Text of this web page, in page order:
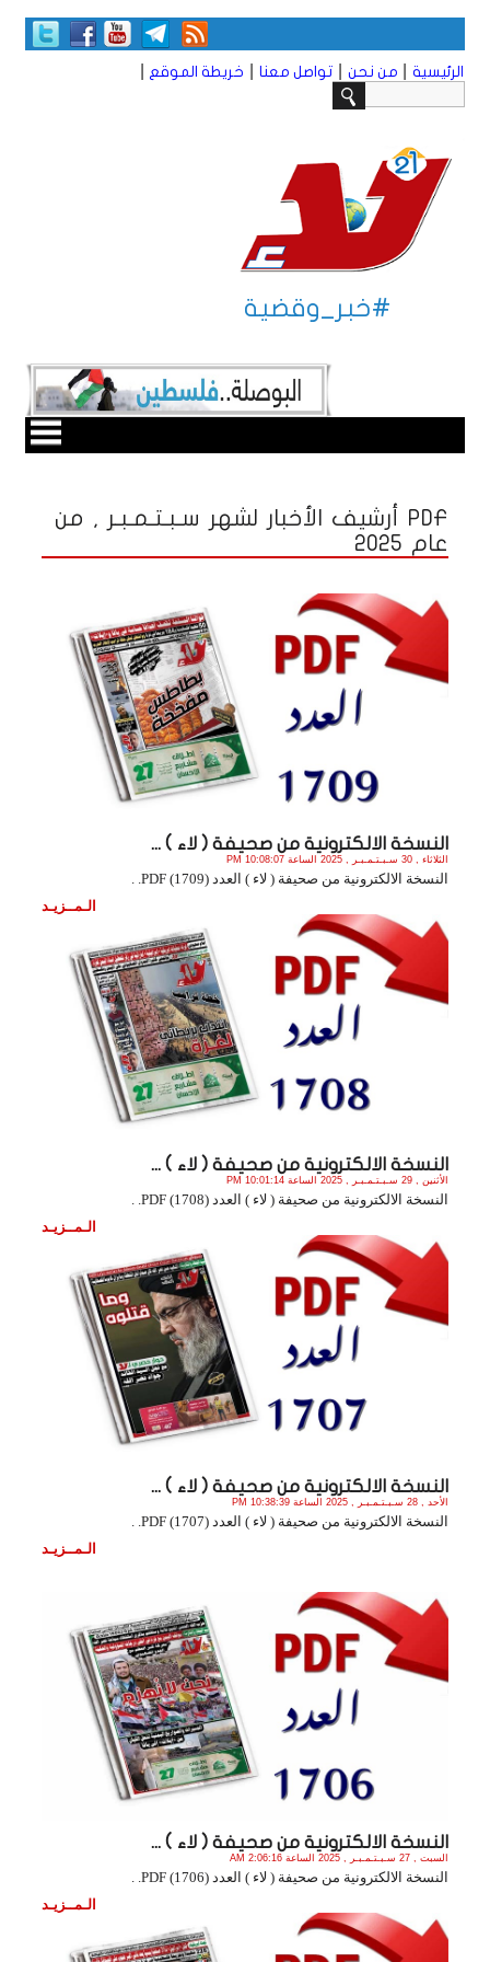
الرئيسية من نحن تواصل معنا خريطة الموقع
#خبر_وقضية
PDF أرشيف الأخبار لشهر سـبـتـمـبـر , من
عام 2025
النسخة الالكترونية من صحيفة ( لاء ) ...
الثلاثاء , 30 سـبـتـمـبـر , 2025 الساعة 10:08:07 PM
النسخة الالكترونية من صحيفة ( لاء ) العدد (1709) PDF. .
الـمــزيـد
النسخة الالكترونية من صحيفة ( لاء ) ...
الأثنين , 29 سـبـتـمـبـر , 2025 الساعة 10:01:14 PM
النسخة الالكترونية من صحيفة ( لاء ) العدد (1708) PDF. .
الـمــزيـد
النسخة الالكترونية من صحيفة ( لاء ) ...
الأحد , 28 سـبـتـمـبـر , 2025 الساعة 10:38:39 PM
النسخة الالكترونية من صحيفة ( لاء ) العدد (1707) PDF. .
الـمــزيـد
النسخة الالكترونية من صحيفة ( لاء ) ...
السبت , 27 سـبـتـمـبـر , 2025 الساعة 2:06:16 AM
النسخة الالكترونية من صحيفة ( لاء ) العدد (1706) PDF. .
الـمــزيـد